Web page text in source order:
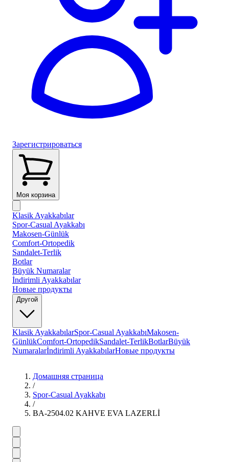
Зарегистрироваться
Моя корзина
Klasik Ayakkabılar
Spor-Casual Ayakkabı
Makosen-Günlük
Comfort-Ortopedik
Sandalet-Terlik
Botlar
Büyük Numaralar
İndirimli Ayakkabılar
Новые продукты
Другой
Klasik AyakkabılarSpor-Casual AyakkabıMakosen-
GünlükComfort-OrtopedikSandalet-TerlikBotlarBüyük
Numaralarİndirimli AyakkabılarНовые продукты
Домашняя страница
/
Spor-Casual Ayakkabı
/
BA-2504.02 KAHVE EVA LAZERLİ